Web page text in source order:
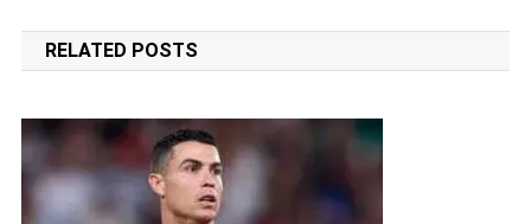
थे
navigation
RELATED POSTS